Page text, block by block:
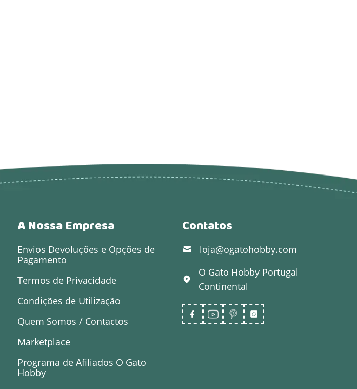
A Nossa Empresa
Envios Devoluções e Opções de
Pagamento
Termos de Privacidade
Condições de Utilização
Quem Somos / Contactos
Marketplace
Programa de Afiliados O Gato
Hobby
Contatos
loja@ogatohobby.com
O Gato Hobby Portugal
Continental